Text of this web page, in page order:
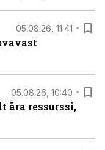
05.08.26, 11:41
05.08.26, 10:40
ära ressurssi,